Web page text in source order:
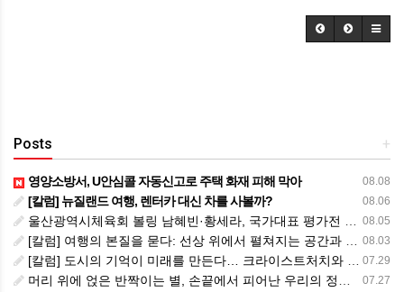
+
Posts
08.08
영양소방서, U안심콜 자동신고로 주택 화재 피해 막아
08.06
[칼럼] 뉴질랜드 여행, 렌터카 대신 차를 사볼까?
08.05
울산광역시체육회 볼링 남혜빈·황세라, 국가대표 평가전 통과… ‘아시아선수권 출전’
08.03
[칼럼] 여행의 본질을 묻다: 선상 위에서 펼쳐지는 공간과 사람, 그리고 미식의 미학
07.29
[칼럼] 도시의 기억이 미래를 만든다… 크라이스트처치와 한국 도시가 주는 교훈
07.27
머리 위에 얹은 반짝이는 별, 손끝에서 피어난 우리의 정체성